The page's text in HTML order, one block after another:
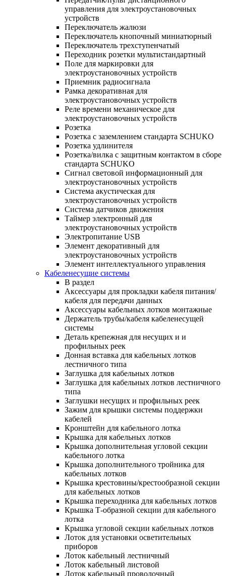
управления для электроустановочных
устройств
Переключатель жалюзи
Переключатель кнопочный миниатюрный
Переключатель трехступенчатый
Переходник розетки мультистандартный
Поле для маркировки для
электроустановочных устройств
Приемник радиосигнала
Рамка декоративная для
электроустановочных устройств
Реле времени механическое для
электроустановочных устройств
Розетка
Розетка с заземлением стандарта SCHUKO
Розетка удлинителя
Розетка/вилка с защитным контактом в сборе
стандарта SCHUKO
Сигнал световой информационный для
электроустановочных устройств
Система акустическая для
электроустановочных устройств
Система датчиков движения
Таймер электронный для
электроустановочных устройств
Электропитание USB
Элемент декоративный для
электроустановочных устройств
Элемент интеллектуального управления
Кабеленесущие системы
В раздел
Аксессуары для прокладки кабеля питания/
кабеля для передачи данных
Аксессуары кабельных лотков монтажные
Держатель трубы/кабеля кабеленесущей
системы
Деталь крепежная для несущих и и
профильных реек
Донная вставка для кабельных лотков
лестничного типа
Заглушка для кабельных лотков
Заглушка для кабельных лотков лестничного
типа
Заглушки несущих и профильных реек
Зажим для крышки системы поддержки
кабелей
Кронштейн для кабельного лотка
Крышка для кабельных лотков
Крышка дополнительная угловой секции
кабельного лотка
Крышка дополнительного тройника для
кабельных лотков
Крышка крестовины/крестообразной секции
для кабельных лотков
Крышка переходника для кабельных лотков
Крышка Т-образной секции для кабельного
лотка
Крышка угловой секции кабельных лотков
Лоток для установки осветительных
приборов
Лоток кабельный лестничный
Лоток кабельный листовой
Лоток кабельный проволочный